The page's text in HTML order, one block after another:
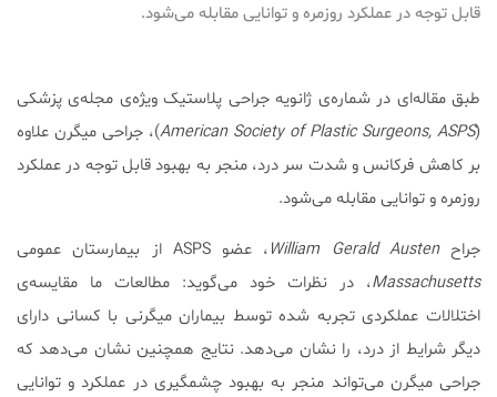
قابل توجه در عملکرد روزمره و توانایی مقابله می‌شود.
طبق مقاله‌ای در شماره‌ی ژانویه جراحی پلاستیک ویژه‌ی مجله‌ی پزشکی
(
American Society of Plastic Surgeons, ASPS)، جراحی میگرن علاوه
بر کاهش فرکانس و شدت سر درد، منجر به بهبود قابل توجه در عملکرد
روزمره و توانایی مقابله می‌شود.
جراحWilliam Gerald Austen ، عضو ASPS از بیمارستان عمومی
Massachusetts، در نظرات خود می‌گوید: مطالعات ما مقایسه‌ی
اختلالات عملکردی تجربه شده توسط بیماران میگرنی با کسانی دارای
دیگر شرایط از درد، را نشان می‌دهد. نتایج همچنین نشان می‌دهد که
جراحی میگرن می‌تواند منجر به بهبود چشمگیری در عملکرد و توانایی